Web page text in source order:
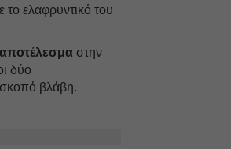
ελαφρυντικό του
στην
δύο
βλάβη.